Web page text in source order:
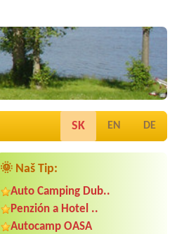
SK EN DE
🌞 Naš Tip:
Auto Camping Dub..
Penzión a Hotel ..
Autocamp OASA